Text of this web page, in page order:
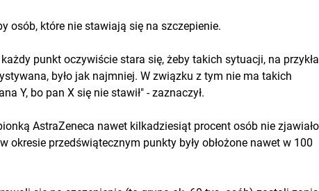
osób, które nie stawiają się na szczepienie.
punkt oczywiście stara się, żeby takich sytuacji, na
było jak najmniej. W związku z tym nie ma takich
Y, bo pan X się nie stawił" - zaznaczył.
AstraZeneca nawet kilkadziesiąt procent osób nie zjawiało
okresie przedświątecznym punkty były obłożone nawet w 100